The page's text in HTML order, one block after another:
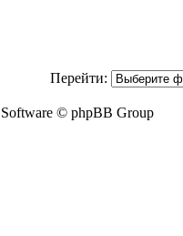
Перейти:
© phpBB Group